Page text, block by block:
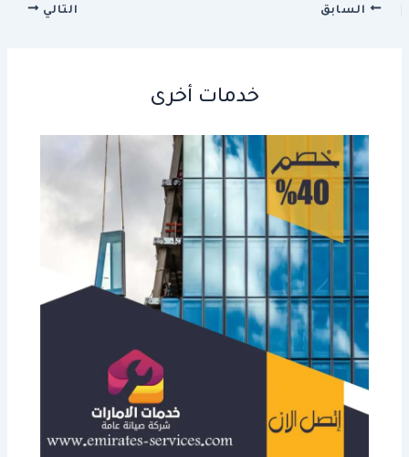
السابق التالي
خدمات أخرى